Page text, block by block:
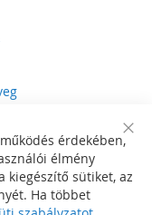
Bar
érdekében,
élmény
kiegészítő sütiket, az
Ha többet